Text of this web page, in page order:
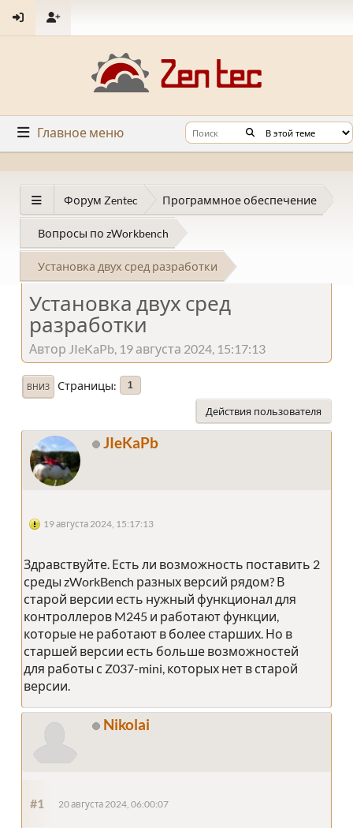
Главное меню
Форум Zentec Программное обеспечение
Вопросы по zWorkbench
Установка двух сред разработки
Установка двух сред
разработки
Автор JIeKaPb, 19 августа 2024, 15:17:13
ВНИЗ Страницы 1
Действия пользователя
JIeKaPb
19 августа 2024, 15:17:13
Здравствуйте. Есть ли возможность поставить 2
среды zWorkBench разных версий рядом? В
старой версии есть нужный функционал для
контроллеров M245 и работают функции,
которые не работают в более старших. Но в
старшей версии есть больше возможностей
для работы с Z037-mini, которых нет в старой
версии.
Nikolai
#1 20 августа 2024, 06:00:07